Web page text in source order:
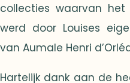
collecties waarvan
werd door Louises
van Aumale Henri
Hartelijk dank aan de